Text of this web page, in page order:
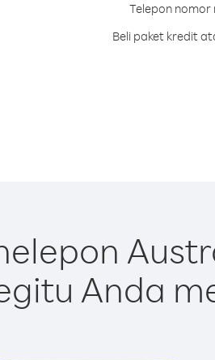
Telepon nomor
Beli paket kredit
Anda